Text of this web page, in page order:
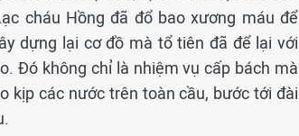
cháu Hồng đã đổ bao xương máu để
dựng lại cơ đồ mà tổ tiên đã để lại với
Đó không chỉ là nhiệm vụ cấp bách mà
kịp các nước trên toàn cầu, bước tới đài